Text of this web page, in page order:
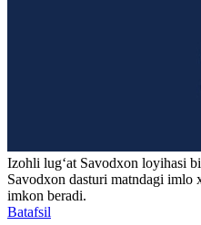
Izohli lugʻat Savodxon loyihasi
Savodxon dasturi matndagi imlo
imkon beradi.
Batafsil